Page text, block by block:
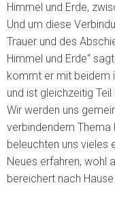
Himmel und Erde,
Und um diese
Trauer und des
Himmel und Erde“
kommt er mit beidem
und ist gleichzeitig
Wir werden uns
verbindendem Thema
beleuchten uns vieles
Neues erfahren, wohl
bereichert nach